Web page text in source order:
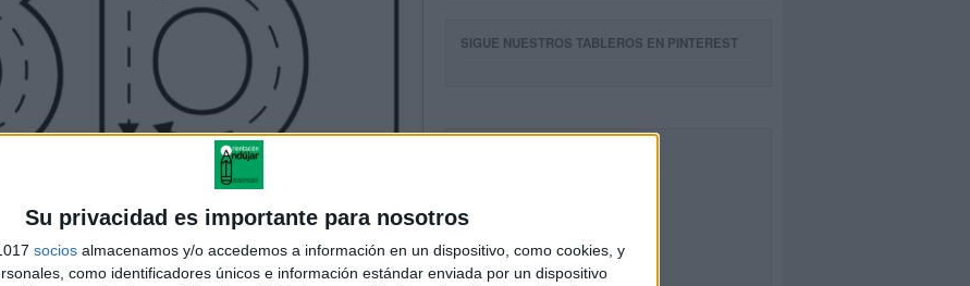
Su privacidad es importante para nosotros
socios almacenamos y/o accedemos a información en un dispositivo, como cookies, y
como identificadores únicos e información estándar enviada por un dispositivo
SIGUE NUESTROS TABLEROS EN PINTEREST